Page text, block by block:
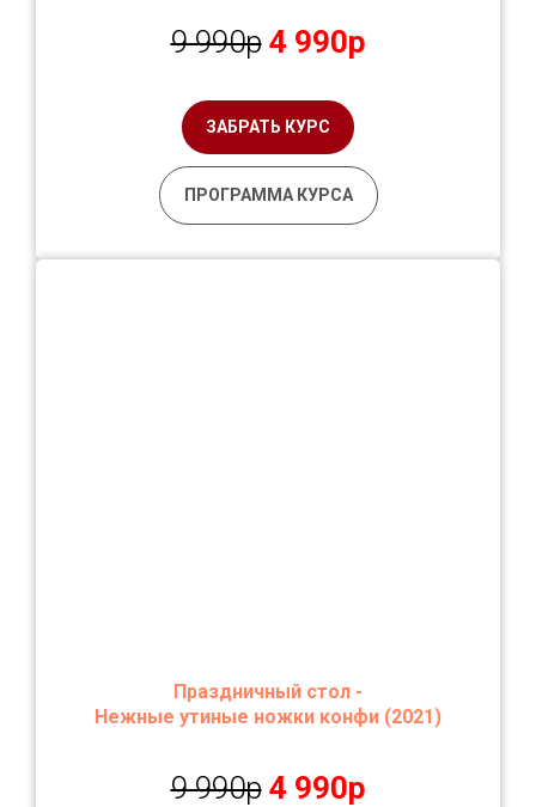
9 990р 4 990р
ЗАБРАТЬ КУРС
ПРОГРАММА КУРСА
Праздничный стол -
Нежные утиные ножки конфи (2021)
9 990р 4 990р